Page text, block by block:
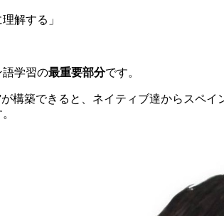
解する」
語学習の最重要部分です。
構築できると、ネイティブ達からスペ